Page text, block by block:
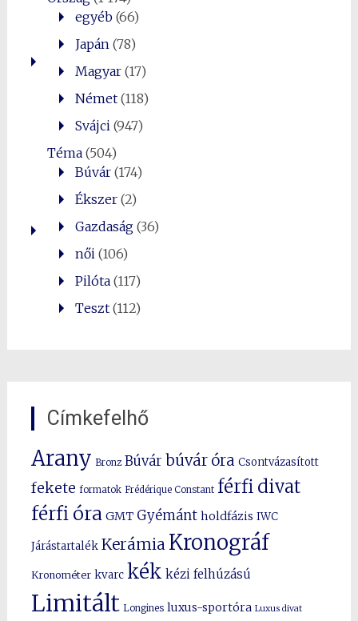
egyéb(66)
Japán (78)
Magyar(17)
Német(118)
Svájci (947)
Téma(504)
Búvár(174)
Ékszer(2)
Gazdaság(36)
női (106)
Pilóta(117)
Teszt(112)
Címkefelhő
Arany Bronz Búvár búvár óra Csontvázasított
fekete formatok Frédérique Constant férfi divat
férfi óra GMT Gyémánt holdfázis IWC
Járástartalék Kerámia Kronográf
Kronométer kvarc kék kézi felhúzású
Limitált Longines luxus-sportóra Luxus divat